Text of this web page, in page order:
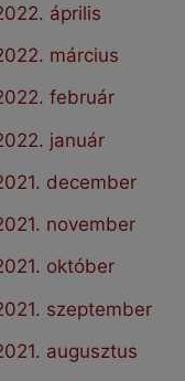
április
március
február
január
december
november
október
szeptember
augusztus